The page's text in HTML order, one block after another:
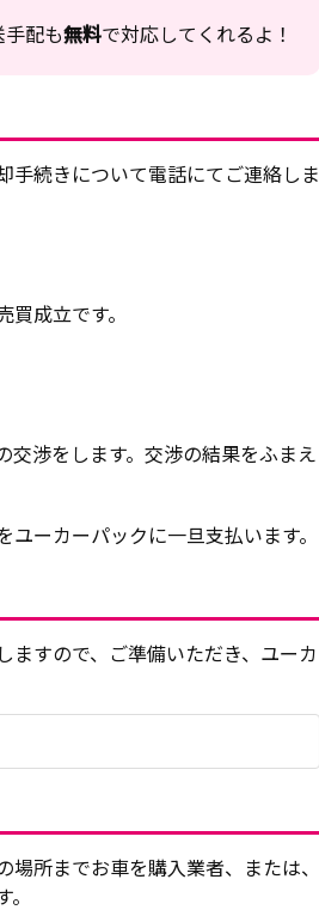
配も無料で対応してくれるよ！
手続きについて電話にてご連絡しま
成立です。
渉をします。交渉の結果をふまえ
ーカーパックに一旦支払います。
すので、ご準備いただき、ユーカ
所までお車を購入業者、または、